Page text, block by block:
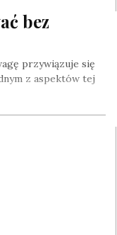
bez
przywiązuje się
z aspektów tej